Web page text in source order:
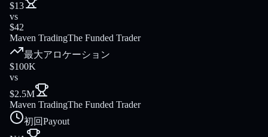
$13
vs
$42
Maven TradingThe Funded Trader
最大アロケーション
$100K
vs
$2.5M
Maven TradingThe Funded Trader
初回Payout